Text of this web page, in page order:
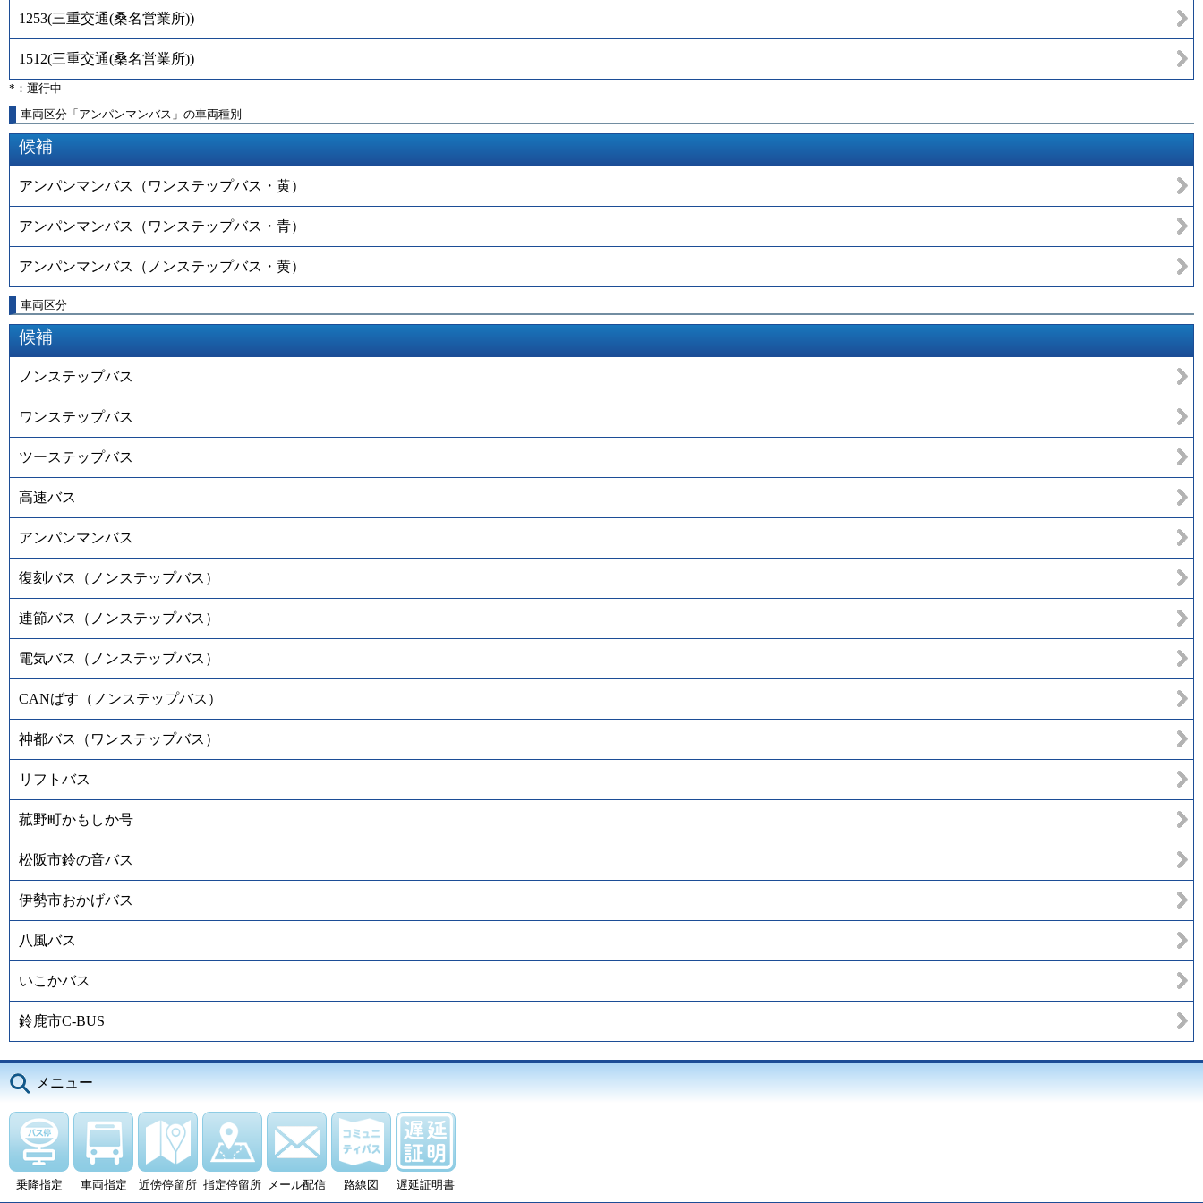
1253(三重交通(桑名営業所))
1512(三重交通(桑名営業所))
*：運行中
車両区分「アンパンマンバス」の車両種別
候補
アンパンマンバス（ワンステップバス・黄）
アンパンマンバス（ワンステップバス・青）
アンパンマンバス（ノンステップバス・黄）
車両区分
候補
ノンステップバス
ワンステップバス
ツーステップバス
高速バス
アンパンマンバス
復刻バス（ノンステップバス）
連節バス（ノンステップバス）
電気バス（ノンステップバス）
CANばす（ノンステップバス）
神都バス（ワンステップバス）
リフトバス
菰野町かもしか号
松阪市鈴の音バス
伊勢市おかげバス
八風バス
いこかバス
鈴鹿市C-BUS
メニュー
乗降指定 車両指定 近傍停留所 指定停留所 メール配信 路線図 遅延証明書